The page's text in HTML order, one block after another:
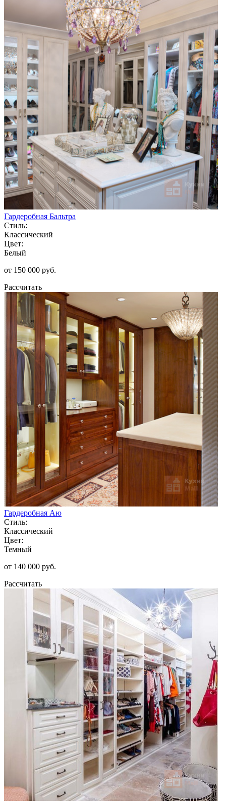
Гардеробная Бальтра
Стиль:
Классический
Цвет:
Белый
от 150 000 руб.
Рассчитать
Гардеробная Аю
Стиль:
Классический
Цвет:
Темный
от 140 000 руб.
Рассчитать